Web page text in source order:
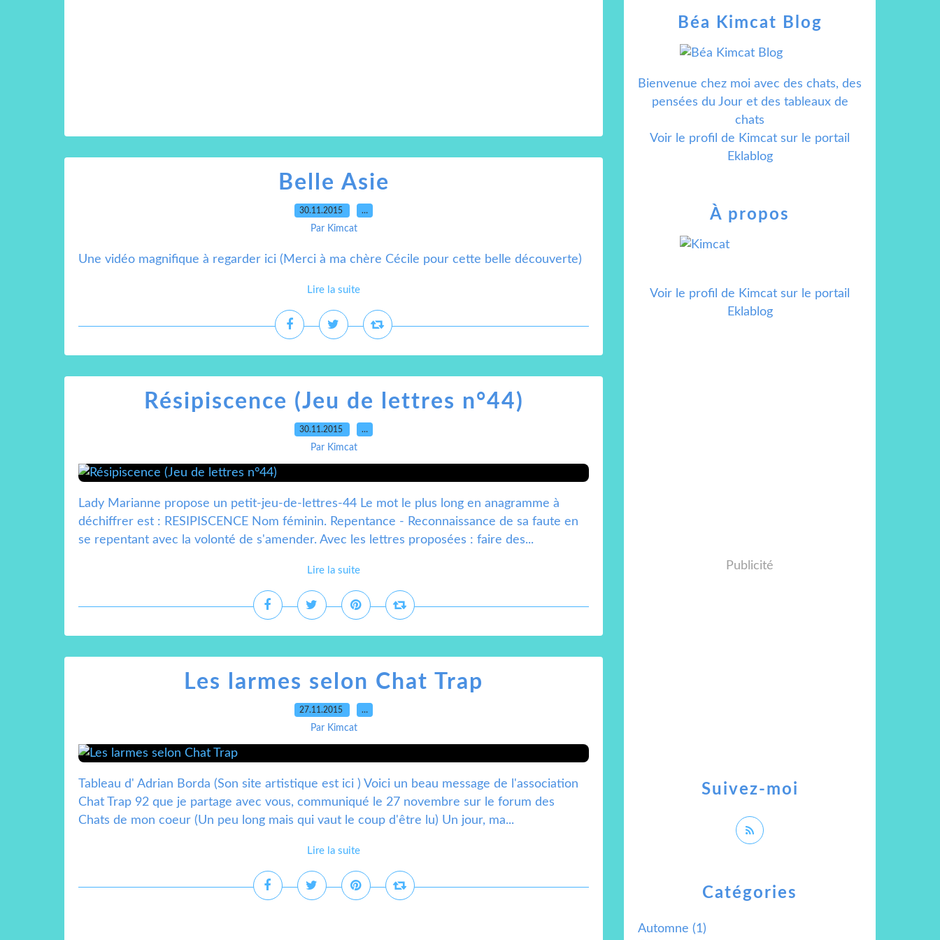
Belle Asie
30.11.2015 …
Par Kimcat
Une vidéo magnifique à regarder ici (Merci à ma chère Cécile pour cette belle découverte)
Lire la suite
Résipiscence (Jeu de lettres n°44)
30.11.2015 …
Par Kimcat
Lady Marianne propose un petit-jeu-de-lettres-44 Le mot le plus long en anagramme à
déchiffrer est : RESIPISCENCE Nom féminin. Repentance - Reconnaissance de sa faute en
se repentant avec la volonté de s'amender. Avec les lettres proposées : faire des...
Lire la suite
Les larmes selon Chat Trap
27.11.2015 …
Par Kimcat
Tableau d' Adrian Borda (Son site artistique est ici ) Voici un beau message de l'association
Chat Trap 92 que je partage avec vous, communiqué le 27 novembre sur le forum des
Chats de mon coeur (Un peu long mais qui vaut le coup d'être lu) Un jour, ma...
Lire la suite
Catégories
Automne (1)
Béa Kimcat Blog
Bienvenue chez moi avec des chats, des
pensées du Jour et des tableaux de
chats
Voir le profil de Kimcat sur le portail
Eklablog
Suivez-moi
À propos
Voir le profil de Kimcat sur le portail
Eklablog
Publicité